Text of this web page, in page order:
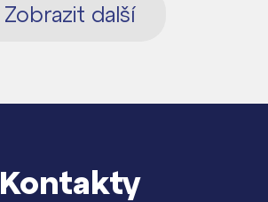
Zobrazit další
Kontakty